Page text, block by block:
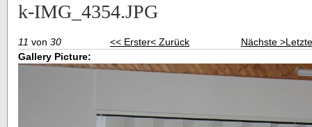
k-IMG_4354.JPG
11 von 30 << Erster< Zurück Nächste >
Gallery Picture: